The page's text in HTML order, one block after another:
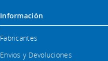
Información
Fabricantes
Envios y Devoluciones